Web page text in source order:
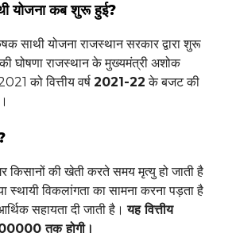
योजना कब शुरू हुई?
साथी योजना राजस्थान सरकार द्वारा शुरू
घोषणा राजस्थान के मुख्यमंत्री अशोक
को वित्तीय वर्ष 2021-22 के बजट की
किसानों की खेती करते समय मृत्यु हो जाती है
स्थायी विकलांगता का सामना करना पड़ता है
सहायता दी जाती है।यह वित्तीय
तक होगी।